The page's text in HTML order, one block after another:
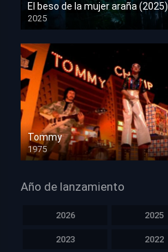
El beso de la mujer araña (2025)
2025
HD 1080p
Tommy
1975
HD 1080p
Año de lanzamiento
2026 2025
2023 2022